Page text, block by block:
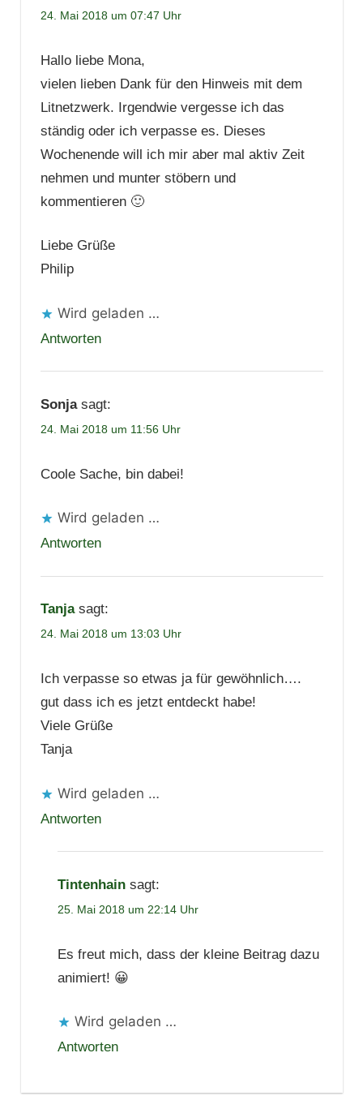
24. Mai 2018 um 07:47 Uhr
Hallo liebe Mona,
vielen lieben Dank für den Hinweis mit dem
Litnetzwerk. Irgendwie vergesse ich das
ständig oder ich verpasse es. Dieses
Wochenende will ich mir aber mal aktiv Zeit
nehmen und munter stöbern und
kommentieren 🙂
Liebe Grüße
Philip
Wird geladen …
Antworten
Sonja sagt:
24. Mai 2018 um 11:56 Uhr
Coole Sache, bin dabei!
Wird geladen …
Antworten
Tanja sagt:
24. Mai 2018 um 13:03 Uhr
Ich verpasse so etwas ja für gewöhnlich….
gut dass ich es jetzt entdeckt habe!
Viele Grüße
Tanja
Wird geladen …
Antworten
Tintenhain sagt:
25. Mai 2018 um 22:14 Uhr
Es freut mich, dass der kleine Beitrag dazu
animiert! 😀
Wird geladen …
Antworten